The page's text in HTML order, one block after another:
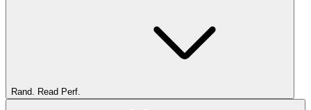
Rand. Read Perf.